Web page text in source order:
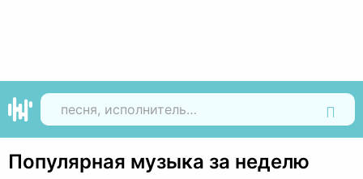
Популярная музыка за неделю